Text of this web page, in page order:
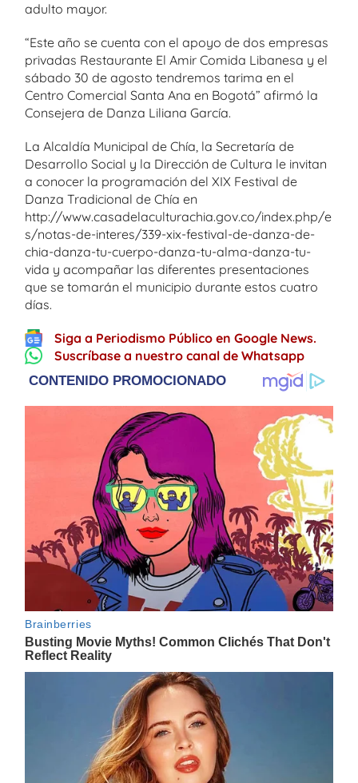
adulto mayor.
“Este año se cuenta con el apoyo de dos empresas
privadas Restaurante El Amir Comida Libanesa y el
sábado 30 de agosto tendremos tarima en el
Centro Comercial Santa Ana en Bogotá” afirmó la
Consejera de Danza Liliana García.
La Alcaldía Municipal de Chía, la Secretaría de
Desarrollo Social y la Dirección de Cultura le invitan
a conocer la programación del XIX Festival de
Danza Tradicional de Chía en
http://www.casadelaculturachia.gov.co/index.php/e
s/notas-de-interes/339-xix-festival-de-danza-de-
chia-danza-tu-cuerpo-danza-tu-alma-danza-tu-
vida y acompañar las diferentes presentaciones
que se tomarán el municipio durante estos cuatro
días.
Siga a Periodismo Público en Google News.
Suscríbase a nuestro canal de Whatsapp